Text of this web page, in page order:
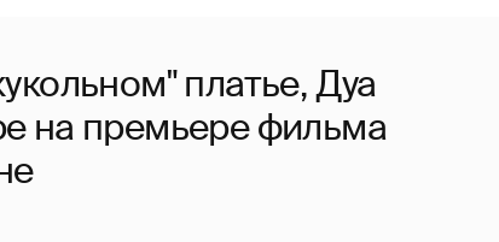
платье, Дуа
на премьере фильма